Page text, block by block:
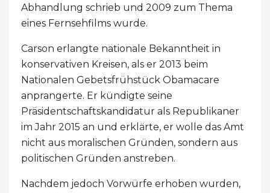
Abhandlung schrieb und 2009 zum Thema
eines Fernsehfilms wurde.
Carson erlangte nationale Bekanntheit in
konservativen Kreisen, als er 2013 beim
Nationalen Gebetsfrühstück Obamacare
anprangerte. Er kündigte seine
Präsidentschaftskandidatur als Republikaner
im Jahr 2015 an und erklärte, er wolle das Amt
nicht aus moralischen Gründen, sondern aus
politischen Gründen anstreben.
Nachdem jedoch Vorwürfe erhoben wurden,